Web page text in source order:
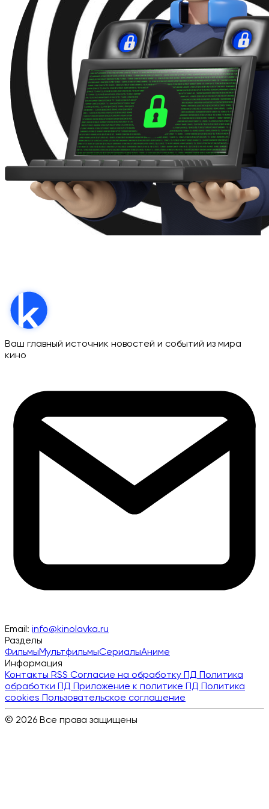
Ваш главный источник новостей и событий из мира
кино
Email: info@kinolavka.ru
Разделы
ФильмыМультфильмыСериалыАниме
Информация
Контакты RSS Согласие на обработку ПД Политика
обработки ПД Приложение к политике ПД Политика
cookies Пользовательское соглашение
© 2026 Все права защищены